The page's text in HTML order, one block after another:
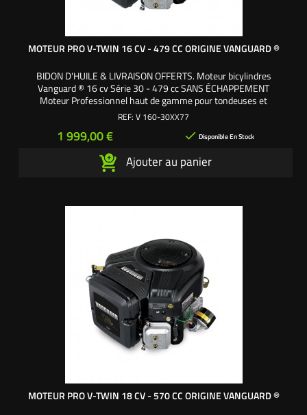
MOTEUR PRO V-TWIN 16 CV - 479 CC ORIGINE VANGUARD ®
BIDON D'HUILE & LIVRAISON OFFERTS. Moteur bicylindres
Vanguard ® 16 cv Série 30 - 479 cc SANS ÉCHAPPEMENT
Moteur Professionnel haut de gamme pour tondeuses et
débroussailleuses autoportées Motorisation OHV (OverHead Valves)
à essence, volute et filtre à air Lubrification : pompe à huile et...
REF: V 160-30XX77
Prix
1 999,00 €  Disponible En Stock
Ajouter au panier
MOTEUR PRO V-TWIN 18 CV - 570 CC ORIGINE VANGUARD ®